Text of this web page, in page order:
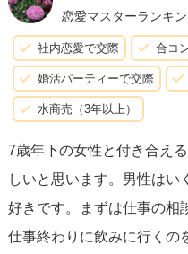
恋愛マスターランキン
社内恋愛で交際 合コ
婚活パーティーで交際
水商売（3年以上）
7歳年下の女性と付き合え
しいと思います。男性はい
好きです。まずは仕事の相
仕事終わりに飲みに行くの